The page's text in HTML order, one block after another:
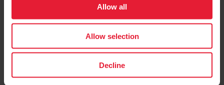
Allow all
Allow selection
Decline
monitorear las sesiones de entrenamiento en tiempo real a
través de un iPad (debe comprarse por separado) sin necesidad
entrenamiento también se pueden sincronizar después de
cada sesión a través de Team Pro Dock. Monitorear el
rendimiento de los jugadores brinda al entrenador información
valiosa y precisa que le ayuda a analizar al equipo.